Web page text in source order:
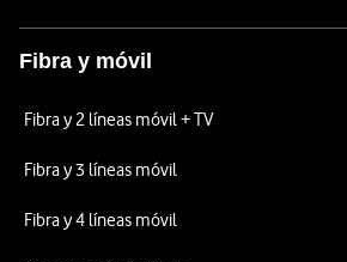
Fibra y móvil
Fibra y 2 líneas móvil + TV
Fibra y 3 líneas móvil
Fibra y 4 líneas móvil